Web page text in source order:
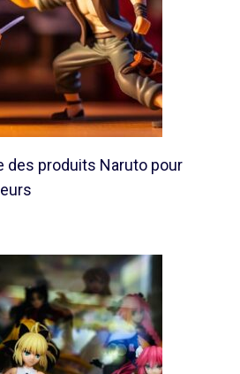
des produits Naruto pour